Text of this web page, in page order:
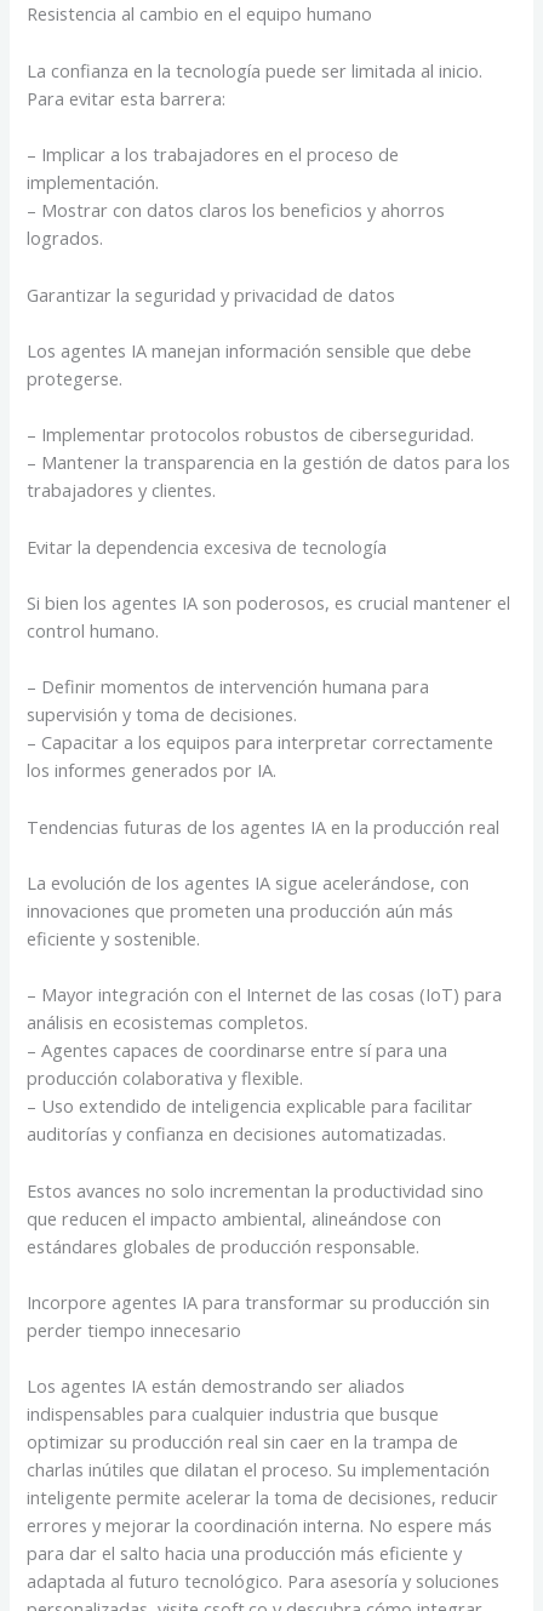
Resistencia al cambio en el equipo humano
La confianza en la tecnología puede ser limitada al inicio.
Para evitar esta barrera:
– Implicar a los trabajadores en el proceso de
implementación.
– Mostrar con datos claros los beneficios y ahorros
logrados.
Garantizar la seguridad y privacidad de datos
Los agentes IA manejan información sensible que debe
protegerse.
– Implementar protocolos robustos de ciberseguridad.
– Mantener la transparencia en la gestión de datos para los
trabajadores y clientes.
Evitar la dependencia excesiva de tecnología
Si bien los agentes IA son poderosos, es crucial mantener el
control humano.
– Definir momentos de intervención humana para
supervisión y toma de decisiones.
– Capacitar a los equipos para interpretar correctamente
los informes generados por IA.
Tendencias futuras de los agentes IA en la producción real
La evolución de los agentes IA sigue acelerándose, con
innovaciones que prometen una producción aún más
eficiente y sostenible.
– Mayor integración con el Internet de las cosas (IoT) para
análisis en ecosistemas completos.
– Agentes capaces de coordinarse entre sí para una
producción colaborativa y flexible.
– Uso extendido de inteligencia explicable para facilitar
auditorías y confianza en decisiones automatizadas.
Estos avances no solo incrementan la productividad sino
que reducen el impacto ambiental, alineándose con
estándares globales de producción responsable.
Incorpore agentes IA para transformar su producción sin
perder tiempo innecesario
Los agentes IA están demostrando ser aliados
indispensables para cualquier industria que busque
optimizar su producción real sin caer en la trampa de
charlas inútiles que dilatan el proceso. Su implementación
inteligente permite acelerar la toma de decisiones, reducir
errores y mejorar la coordinación interna. No espere más
para dar el salto hacia una producción más eficiente y
adaptada al futuro tecnológico. Para asesoría y soluciones